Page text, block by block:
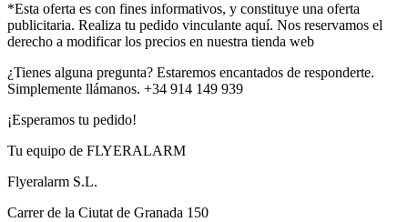
*Esta oferta es con fines informativos, y constituye una oferta
publicitaria. Realiza tu pedido vinculante aquí. Nos reservamos el
derecho a modificar los precios en nuestra tienda web
¿Tienes alguna pregunta? Estaremos encantados de responderte.
Simplemente llámanos. +34 914 149 939
¡Esperamos tu pedido!
Tu equipo de FLYERALARM
Flyeralarm S.L.
Carrer de la Ciutat de Granada 150